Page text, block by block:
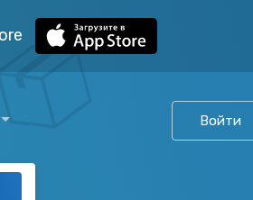
Войти